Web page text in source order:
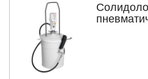
172 с